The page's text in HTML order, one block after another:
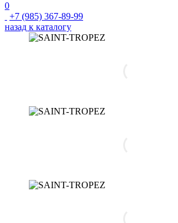
0
+7 (985) 367-89-99
назад к каталогу